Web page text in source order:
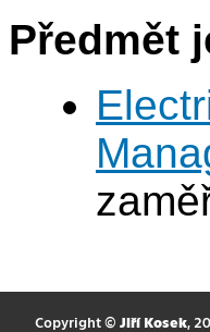
Předmět
Copyright © Jiří Kosek,